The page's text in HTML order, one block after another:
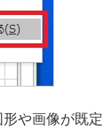
や画像が既